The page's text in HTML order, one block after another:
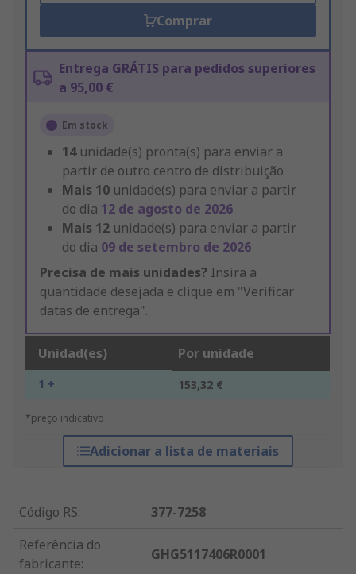
Comprar
Entrega GRÁTIS para pedidos superiores
a 95,00 €
Em stock
14 unidade(s) pronta(s) para enviar a
partir de outro centro de distribuição
Mais 10 unidade(s) para enviar a partir
do dia 12 de agosto de 2026
Mais 12 unidade(s) para enviar a partir
do dia 09 de setembro de 2026
Precisa de mais unidades? Insira a
quantidade desejada e clique em "Verificar
datas de entrega".
Unidad(es) Por unidade
1 + 153,32 €
*preço indicativo
Adicionar a lista de materiais
Código RS:
377-7258
Referência do
fabricante:
GHG5117406R0001